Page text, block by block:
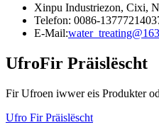
Xinpu Industriezon, Cixi,
Telefon: 0086-
E-Mail:
UfroFir Präislëscht
Fir Ufroen iwwer eis Produkter
Ufro Fir Präislëscht